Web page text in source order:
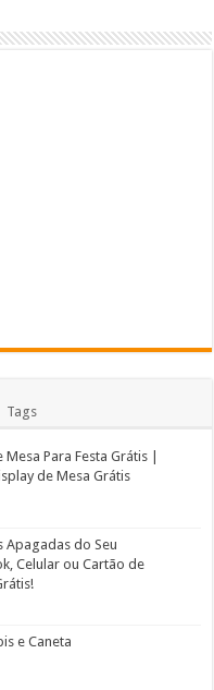
Tags
Para Festa Grátis |
de Mesa Grátis
Apagadas do Seu
Celular ou Cartão de
e Caneta